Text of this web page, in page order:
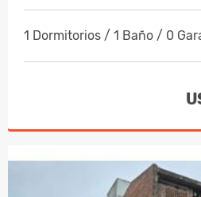
1 Dormitorios / 1 Baño / 0